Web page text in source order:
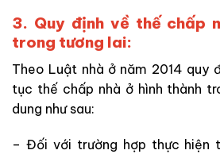
3. Quy định về thế chấp
trong tương lai:
Theo Luật nhà ở năm 2014 quy
tục thế chấp nhà ở hình thành
dung như sau:
– Đối với trường hợp thực hiện